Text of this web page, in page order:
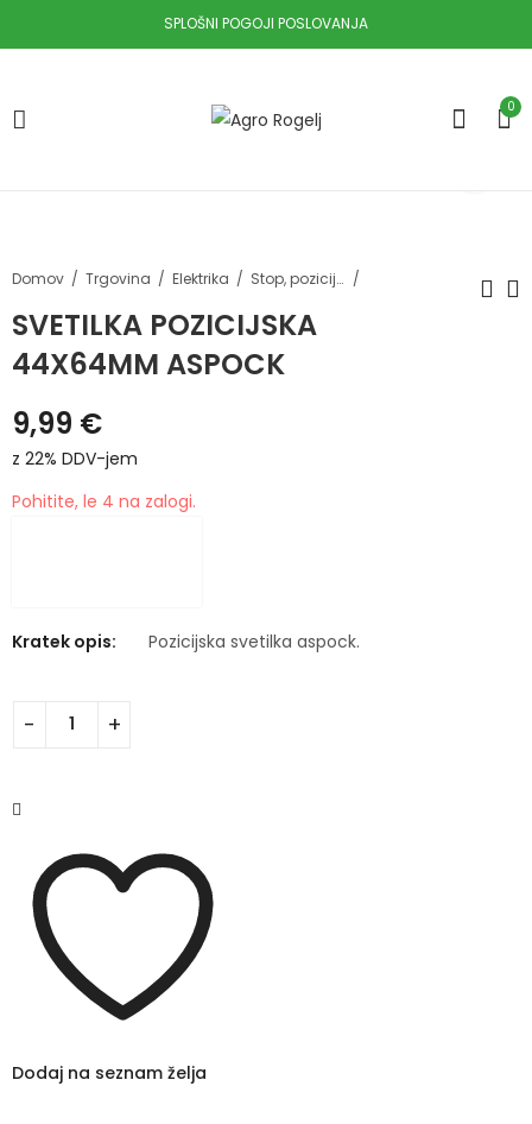
SPLOŠNI POGOJI POSLOVANJA
0
Domov Trgovina Elektrika Stop, pozicijske in ostale luči
SVETILKA POZICIJSKA
44X64MM ASPOCK
9,99 €
z 22% DDV-jem
Pohitite, le 4 na zalogi.
Kratek opis: Pozicijska svetilka aspock.
Dodaj na seznam želja